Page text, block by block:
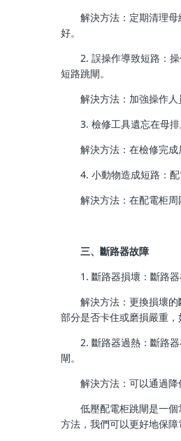
解決方法：定期清理
好。
2. 誤操作導致短路：
短路跳閘。
解決方法：加強操作
3. 檢修工具遺忘在母
解決方法：在檢修完
4. 小動物造成短路：
解決方法：在配電柜
三、斷路器故障
1. 斷路器損壞：斷路
解決方法：更換損壞
部分是否卡住或磨損嚴重，
2. 斷路器過熱：斷路
閘。
解決方法：可以通過
低壓配電柜跳閘是一
方法，我們可以更好地保